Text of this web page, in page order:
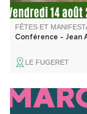
FÊTES ET
Conférence - Jean
LE FUGERET
Venez découvrir la